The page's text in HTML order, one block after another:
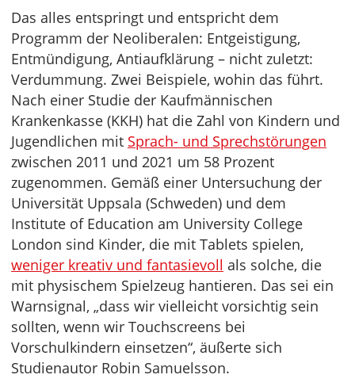
Das alles entspringt und entspricht dem
Programm der Neoliberalen: Entgeistigung,
Entmündigung, Antiaufklärung – nicht zuletzt:
Verdummung. Zwei Beispiele, wohin das führt.
Nach einer Studie der Kaufmännischen
Krankenkasse (KKH) hat die Zahl von Kindern und
Jugendlichen mit Sprach- und Sprechstörungen
zwischen 2011 und 2021 um 58 Prozent
zugenommen. Gemäß einer Untersuchung der
Universität Uppsala (Schweden) und dem
Institute of Education am University College
London sind Kinder, die mit Tablets spielen,
weniger kreativ und fantasievoll als solche, die
mit physischem Spielzeug hantieren. Das sei ein
Warnsignal, „dass wir vielleicht vorsichtig sein
sollten, wenn wir Touchscreens bei
Vorschulkindern einsetzen“, äußerte sich
Studienautor Robin Samuelsson.